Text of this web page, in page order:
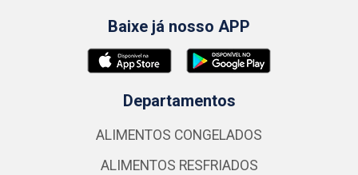
Baixe já nosso APP
Departamentos
ALIMENTOS CONGELADOS
ALIMENTOS RESFRIADOS